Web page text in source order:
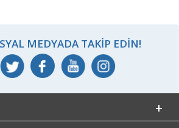
MEDYADA TAKIP EDIN!